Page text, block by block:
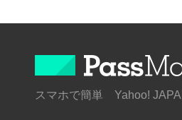
スマホで簡単 Yahoo!